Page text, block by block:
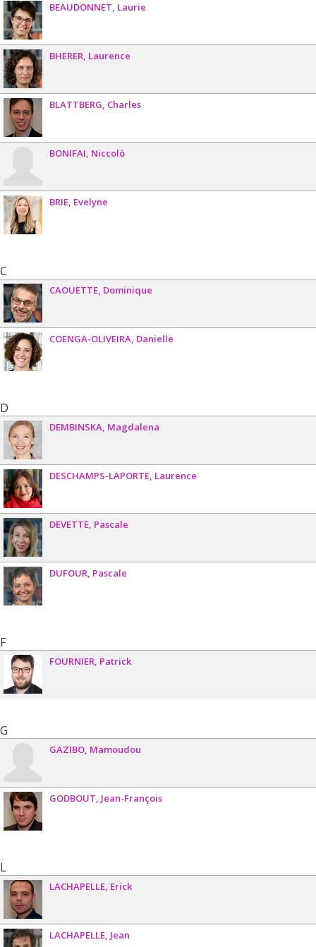
BEAUDONNET Laurie
BHERER Laurence
BLATTBERG Charles
BONIFAI Niccolò
BRIE Evelyne
C
CAOUETTE Dominique
COENGA-OLIVEIRA Danielle
D
DEMBINSKA Magdalena
DESCHAMPS-LAPORTE Laurence
DEVETTE Pascale
DUFOUR Pascale
F
FOURNIER Patrick
G
GAZIBO Mamoudou
GODBOUT Jean-François
L
LACHAPELLE Erick
LACHAPELLE Jean